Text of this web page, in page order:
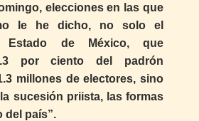
elecciones en las que
le he dicho, no solo el
Estado de México, que
por ciento del padrón
millones de electores, sino
sucesión priista, las formas
del país”.